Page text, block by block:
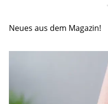
Neues aus dem Magazin!